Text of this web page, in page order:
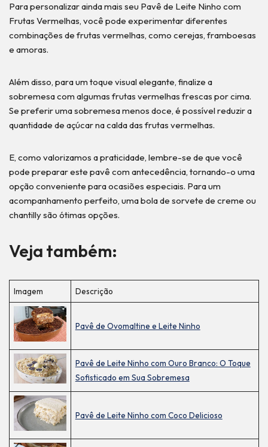
Para personalizar ainda mais seu Pavê de Leite Ninho com
Frutas Vermelhas, você pode experimentar diferentes
combinações de frutas vermelhas, como cerejas, framboesas
e amoras.
Além disso, para um toque visual elegante, finalize a
sobremesa com algumas frutas vermelhas frescas por cima.
Se preferir uma sobremesa menos doce, é possível reduzir a
quantidade de açúcar na calda das frutas vermelhas.
E, como valorizamos a praticidade, lembre-se de que você
pode preparar este pavê com antecedência, tornando-o uma
opção conveniente para ocasiões especiais. Para um
acompanhamento perfeito, uma bola de sorvete de creme ou
chantilly são ótimas opções.
Veja também:
Imagem Descrição
Pavê de Ovomaltine e Leite Ninho
Pavê de Leite Ninho com Ouro Branco: O Toque
Sofisticado em Sua Sobremesa
Pavê de Leite Ninho com Coco Delicioso